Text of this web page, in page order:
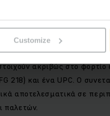
Customize
με τη χρήση
ικανότητα και
κανάλι να μπορεί να χωρά
ακριβώς στο
218) και ένα UPC. Ο
αποτελεσματικά σε
παλετών.